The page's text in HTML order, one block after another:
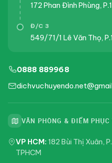
172 Phan Đình Phùng,
Đ/C 3
549/71/1 Lê Văn Thọ,
0888 889968
VĂN PHÒNG & ĐIỂM PHỤC
VP HCM: 182 Bùi Thị Xuân,
TPHCM